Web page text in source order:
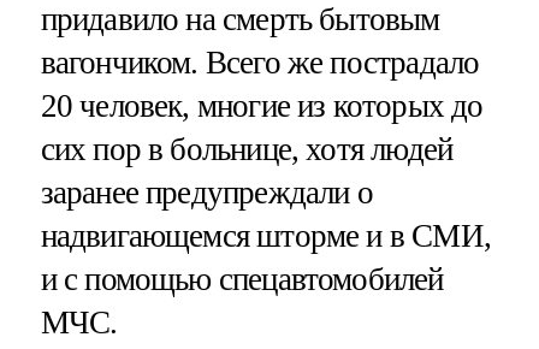
придавило на смерть бытовым
вагончиком. Всего же пострадало
20 человек, многие из которых до
сих пор в больнице, хотя людей
заранее предупреждали о
надвигающемся шторме и в СМИ,
и с помощью спецавтомобилей
МЧС.